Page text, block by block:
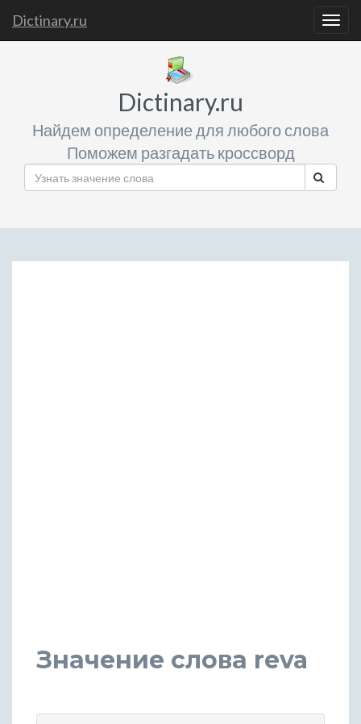
Dictinary.ru
Dictinary.ru
Найдем определение для любого слова
Поможем разгадать кроссворд
Значение слова reva